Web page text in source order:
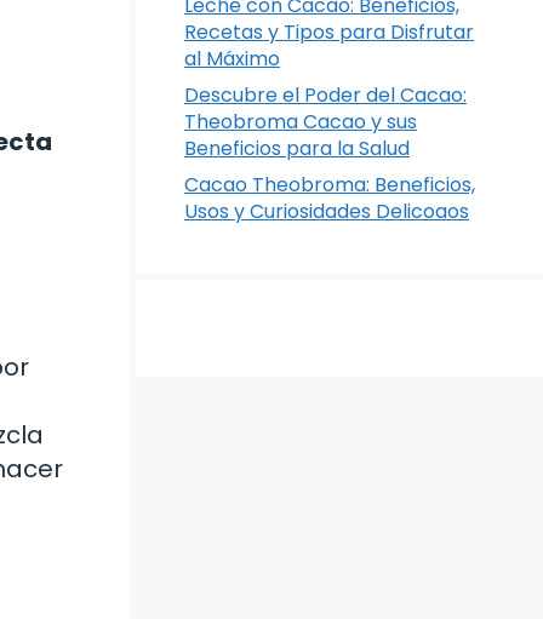
Recetas y Tipos para Disfrutar
al Máximo
Descubre el Poder del Cacao:
Theobroma Cacao y sus
Beneficios para la Salud
Cacao Theobroma: Beneficios,
Usos y Curiosidades Delicoaos